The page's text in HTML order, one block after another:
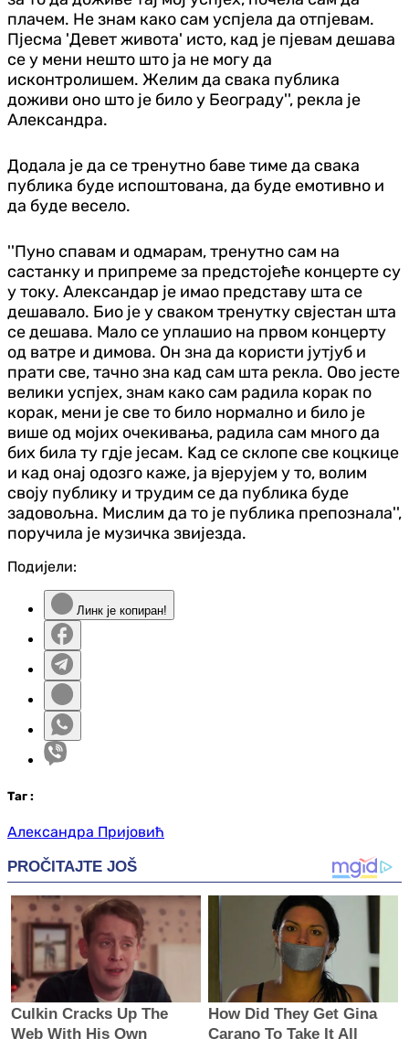
плачем. Не знам како сам успјела да отпјевам.
Пјесма 'Девет живота' исто, кад је пјевам дешава
се у мени нешто што ја не могу да
исконтролишем. Желим да свака публика
доживи оно што је било у Београду'', рекла је
Александра.
Додала је да се тренутно баве тиме да свака
публика буде испоштована, да буде емотивно и
да буде весело.
''Пуно спавам и одмарам, тренутно сам на
састанку и припреме за предстојеће концерте су
у току. Александар је имао представу шта се
дешавало. Био је у сваком тренутку свјестан шта
се дешава. Мало се уплашио на првом концерту
од ватре и димова. Он зна да користи јутјуб и
прати све, тачно зна кад сам шта рекла. Ово јесте
велики успјех, знам како сам радила корак по
корак, мени је све то било нормално и било је
више од мојих очекивања, радила сам много да
бих била ту гдје јесам. Kад се склопе све коцкице
и кад онај одозго каже, ја вјерујем у то, волим
своју публику и трудим се да публика буде
задовољна. Мислим да то је публика препознала'',
поручила је музичка звијезда.
Подијели:
Линк је копиран!
Таг :
Александра Пријовић